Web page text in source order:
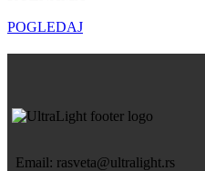
POGLEDAJ
Email: rasveta@ultralight.rs